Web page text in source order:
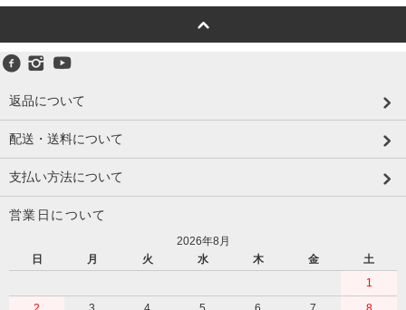
返品について
配送・送料について
支払い方法について
営業日について
2026年8月
日
月 火 水 木 金
土
1